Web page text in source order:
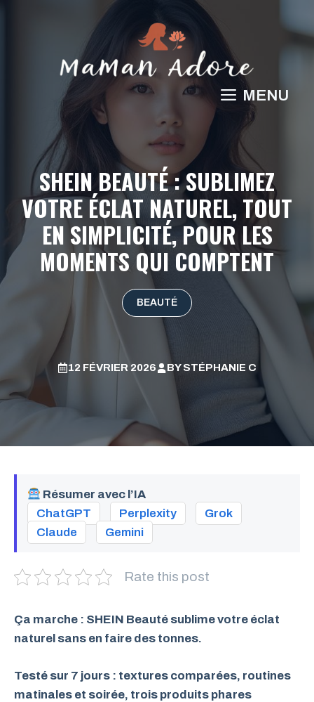
MENU
SHEIN BEAUTÉ : SUBLIMEZ
VOTRE ÉCLAT NATUREL, TOUT
EN SIMPLICITÉ, POUR LES
MOMENTS QUI COMPTENT
BEAUTÉ
12 FÉVRIER 2026 BYSTÉPHANIE C
Résumer avec l’IA
ChatGPT
Perplexity
Grok
Claude
Gemini
Rate this post
Ça marche : SHEIN Beauté sublime votre éclat
naturel sans en faire des tonnes.
Testé sur 7 jours : textures comparées, routines
matinales et soirée, trois produits phares